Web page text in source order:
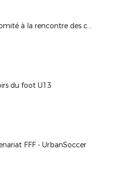
Le comité à la rencontre des clubs
du foot U13
FFF - UrbanSoccer